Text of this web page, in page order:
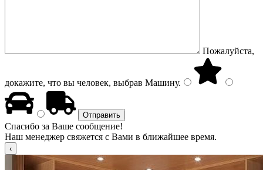
Пожалуйста,
докажите, что вы человек, выбрав Машину.
Спасибо за Ваше сообщение!
Наш менеджер свяжется с Вами в ближайшее время.